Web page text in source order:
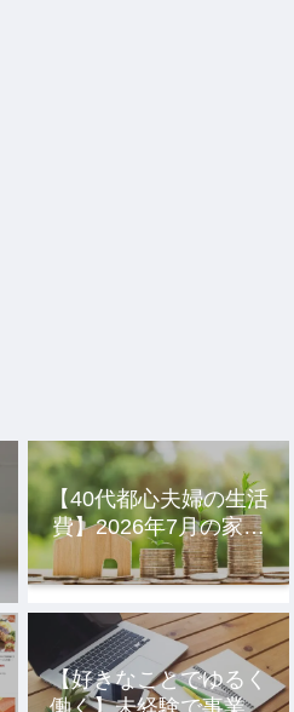
【40代都心夫婦の生活
費】2026年7月の家計
簿公開
【好きなことでゆるく
働く】未経験で事業を